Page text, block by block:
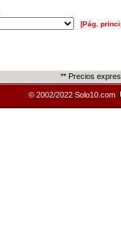
[Pág.
** Precios
© 2002/2022 Solo10.com